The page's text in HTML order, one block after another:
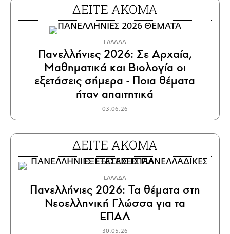
ΔΕΙΤΕ ΑΚΟΜΑ
ΕΛΛΑΔΑ
Πανελλήνιες 2026: Σε Αρχαία,
Μαθηματικά και Βιολογία οι
εξετάσεις σήμερα - Ποια θέματα
ήταν απαιτητικά
03.06.26
ΔΕΙΤΕ ΑΚΟΜΑ
ΕΛΛΑΔΑ
Πανελλήνιες 2026: Τα θέματα στη
Νεοελληνική Γλώσσα για τα
ΕΠΑΛ
30.05.26